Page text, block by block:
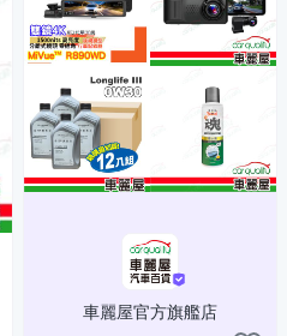
車麗屋官方旗艦店